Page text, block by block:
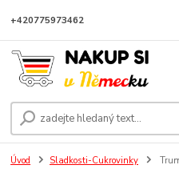
+420775973462
Úvod Sladkosti-Cukrovinky